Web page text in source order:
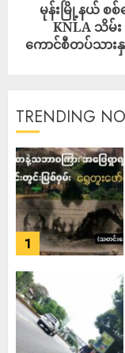
မုန်းမြို့နယ် စ
KNLA သိမ်
ကောင်စီတပ်သားနှ
TRENDING
1